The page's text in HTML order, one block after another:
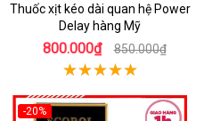
Thuốc xịt kéo dài quan hệ Power
Delay hàng Mỹ
800.000₫ 850.000₫
-20%